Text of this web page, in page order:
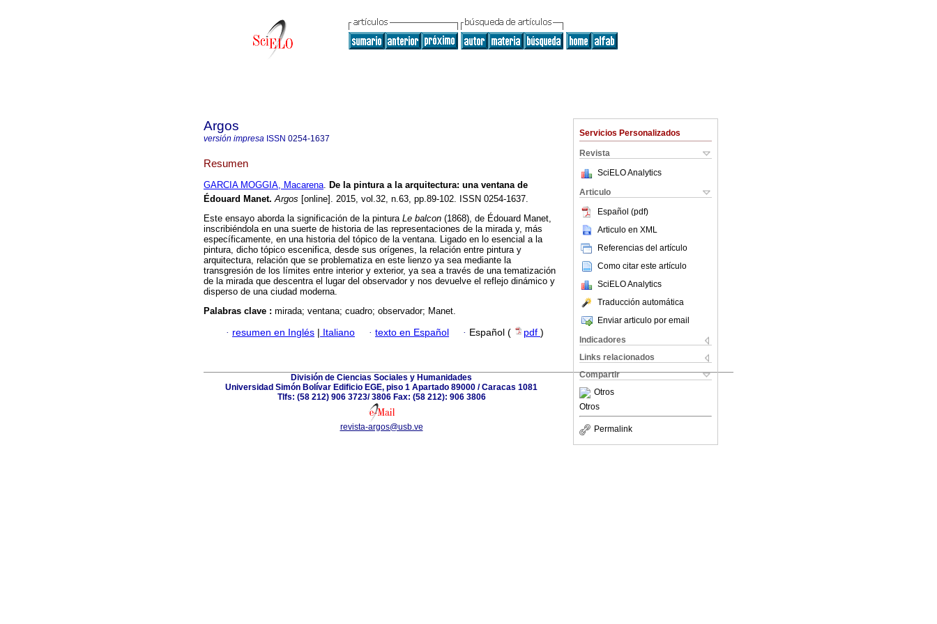
Servicios Personalizados
Revista
SciELO Analytics
Articulo
Español (pdf)
Articulo en XML
Referencias del artículo
Como citar este artículo
SciELO Analytics
Traducción automática
Enviar articulo por email
Indicadores
Links relacionados
Compartir
Otros
Otros
Permalink
Argos
versión impresa ISSN 0254-1637
Resumen
GARCIA MOGGIA, Macarena. De la pintura a la arquitectura: una ventana de
Édouard Manet. Argos [online]. 2015, vol.32, n.63, pp.89-102. ISSN 0254-1637.
Este ensayo aborda la significación de la pintura Le balcon (1868), de Édouard Manet,
inscribiéndola en una suerte de historia de las representaciones de la mirada y, más
específicamente, en una historia del tópico de la ventana. Ligado en lo esencial a la
pintura, dicho tópico escenifica, desde sus orígenes, la relación entre pintura y
arquitectura, relación que se problematiza en este lienzo ya sea mediante la
transgresión de los límites entre interior y exterior, ya sea a través de una tematización
de la mirada que descentra el lugar del observador y nos devuelve el reflejo dinámico y
disperso de una ciudad moderna.
Palabras clave : mirada; ventana; cuadro; observador; Manet.
· resumen en Inglés | Italiano · texto en Español · Español ( pdf )
División de Ciencias Sociales y Humanidades
Universidad Simón Bolívar Edificio EGE, piso 1 Apartado 89000 / Caracas 1081
Tlfs: (58 212) 906 3723/ 3806 Fax: (58 212): 906 3806
revista-argos@usb.ve